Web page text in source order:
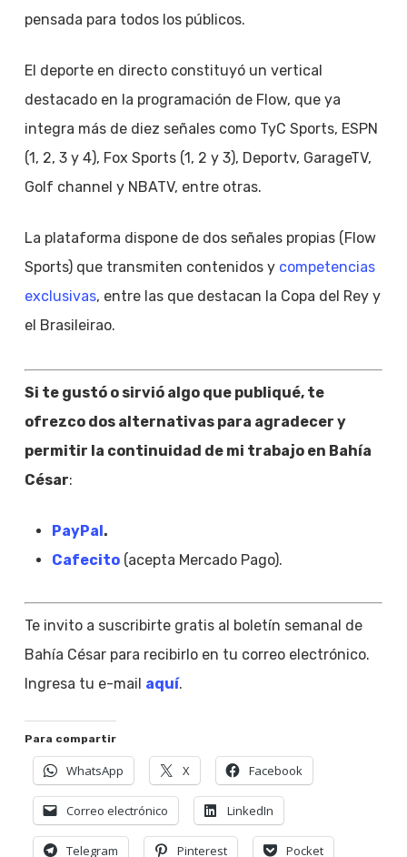
pensada para todos los públicos.
El deporte en directo constituyó un vertical
destacado en la programación de Flow, que ya
integra más de diez señales como TyC Sports, ESPN
(1, 2, 3 y 4), Fox Sports (1, 2 y 3), Deportv, GarageTV,
Golf channel y NBATV, entre otras.
La plataforma dispone de dos señales propias (Flow
Sports) que transmiten contenidos y competencias
exclusivas, entre las que destacan la Copa del Rey y
el Brasileirao.
Si te gustó o sirvió algo que publiqué, te
ofrezco dos alternativas para agradecer y
permitir la continuidad de mi trabajo en Bahía
César:
PayPal.
Cafecito(acepta Mercado Pago).
Te invito a suscribirte gratis al boletín semanal de
Bahía César para recibirlo en tu correo electrónico.
Ingresa tu e-mail aquí.
Para compartir
WhatsApp X Facebook
Correo electrónico LinkedIn
Telegram Pinterest Pocket